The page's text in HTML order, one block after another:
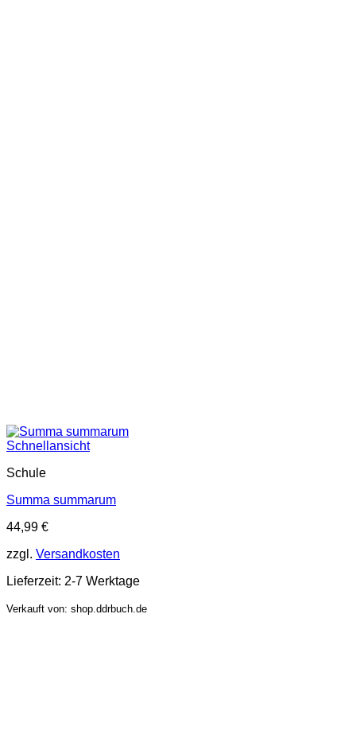
Schnellansicht
Schule
Summa summarum
44,99 €
zzgl. Versandkosten
Lieferzeit: 2-7 Werktage
Verkauft von: shop.ddrbuch.de